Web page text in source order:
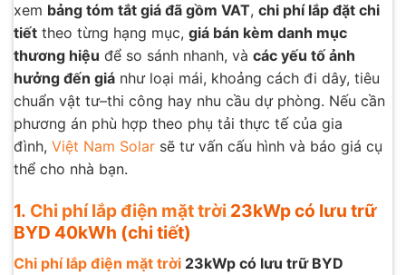
xem bảng tóm tắt giá đã gồm VAT, chi phí lắp đặt chi
tiết theo từng hạng mục, giá bán kèm danh mục
thương hiệu để so sánh nhanh, và các yếu tố ảnh
hưởng đến giá như loại mái, khoảng cách đi dây, tiêu
chuẩn vật tư–thi công hay nhu cầu dự phòng. Nếu cần
phương án phù hợp theo phụ tải thực tế của gia
đình, Việt Nam Solar sẽ tư vấn cấu hình và báo giá cụ
thể cho nhà bạn.
1. Chi phí lắp điện mặt trời 23kWp có lưu trữ
BYD 40kWh (chi tiết)
Chi phí lắp điện mặt trời 23kWp có lưu trữ BYD